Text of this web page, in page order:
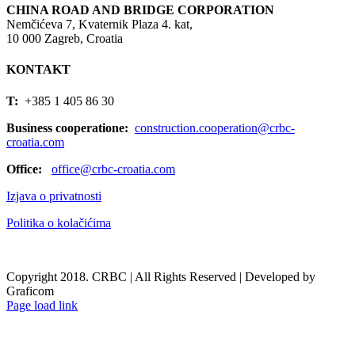
CHINA ROAD AND BRIDGE CORPORATION
Nemčićeva 7, Kvaternik Plaza 4. kat,
10 000 Zagreb, Croatia
KONTAKT
T: +385 1 405 86 30
Business cooperatione: construction.cooperation@crbc-
croatia.com
Office:
office@crbc-croatia.com
Izjava o privatnosti
Politika o kolačićima
Copyright 2018. CRBC | All Rights Reserved | Developed by
Graficom
Page load link